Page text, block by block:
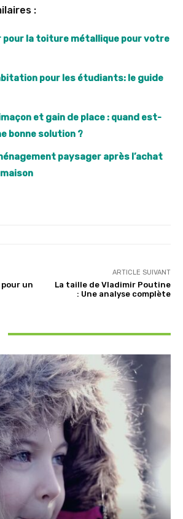
:
pour la toiture métallique pour votre
pour les étudiants: le guide
et gain de place : quand est-
bonne solution ?
paysager après l’achat
pour un
ARTICLE SUIVANT
La taille de Vladimir Poutine
: Une analyse complète